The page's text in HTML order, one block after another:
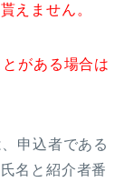
えません。
がある場合は
申込者である
名と紹介者番